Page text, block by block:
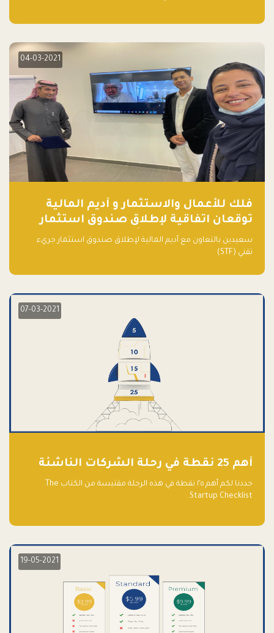
04-03-2021
فلك للأعمال والاستثمار و أديم المالية
توقعان اتفاقية لإطلاق صندوق استثمار
جريء تقني (STF) - مشغل من قبل فـلك
سعيدين بالتعاون مع أديم المالية لإطلاق صندوق استثمار جريء
تقني (STF)
07-03-2021
أهم 25 نقطة في رحلة الشركات الناشئة
حددنا لكم أهم ٢٥ نقطة في هذه الرحلة مقتبسة من الكتاب The
Startup Checklist.
19-05-2021